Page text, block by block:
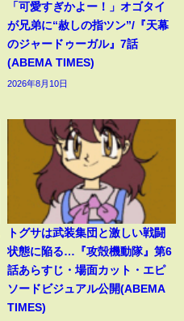
「可愛すぎかよー！」オゴタイ
が兄弟に“赦しの指ツン”/『天幕
のジャードゥーガル』7話
(ABEMA TIMES)
2026年8月10日
トグサは武装集団と激しい戦闘
状態に陥る…『攻殻機動隊』第6
話あらすじ・場面カット・エピ
ソードビジュアル公開(ABEMA
TIMES)